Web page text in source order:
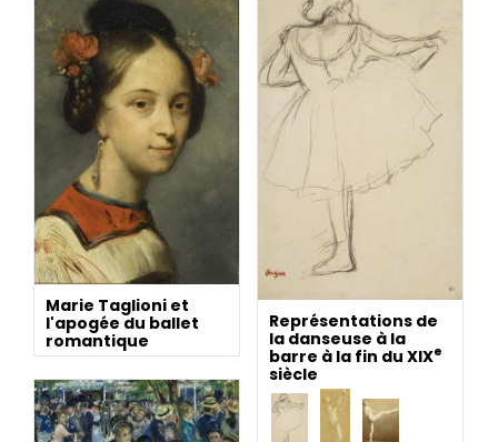
Marie Taglioni et
l'apogée du ballet
romantique
Représentations de
la danseuse à la
barre à la fin du XIXe
siècle